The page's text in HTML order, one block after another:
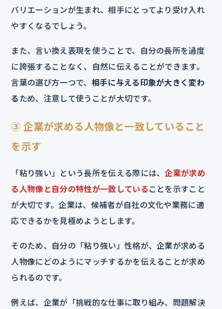
バリエーションが生まれ、相手にとってより受け入れ
やすくなるでしょう。
また、言い換え表現を使うことで、自分の長所を過度
に誇張することなく、自然に伝えることができます。
言葉の選び方一つで、 相手に与える印象が大きく変わ
る ため、注意して使うことが大切です。
③ 企業が求める人物像と一致していること
を示す
「粘り強い」という長所を伝える際には、企業が求め
る人物像と自分の特性が一致している ことを示すこと
が大切です。企業は、候補者が自社の文化や業務に適
応できるかを見極めようとします。
そのため、自分の「粘り強い」性格が、企業が求める
人物像にどのようにマッチするかを伝えることが求め
られるのです。
例えば、企業が「挑戦的な仕事に取り組み、問題解決